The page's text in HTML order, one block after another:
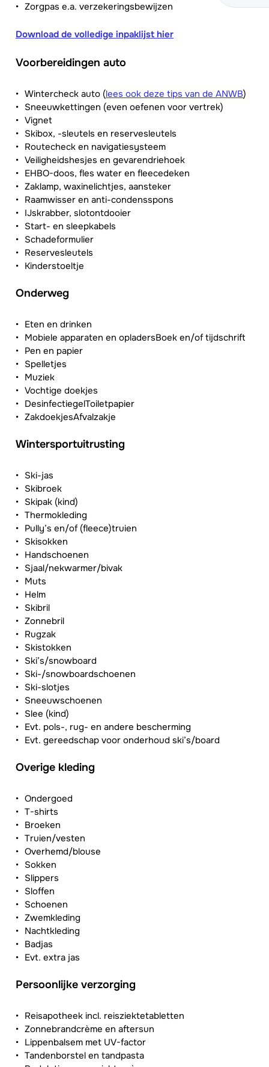
Zorgpas e.a. verzekeringsbewijzen
Download de volledige inpaklijst hier
Voorbereidingen auto
Wintercheck auto (lees ook deze tips van de ANWB)
Sneeuwkettingen (even oefenen voor vertrek)
Vignet
Skibox, -sleutels en reservesleutels
Routecheck en navigatiesysteem
Veiligheidshesjes en gevarendriehoek
EHBO-doos, fles water en fleecedeken
Zaklamp, waxinelichtjes, aansteker
Raamwisser en anti-condensspons
IJskrabber, slotontdooier
Start- en sleepkabels
Schadeformulier
Reservesleutels
Kinderstoeltje
Onderweg
Eten en drinken
Mobiele apparaten en opladersBoek en/of tijdschrift
Pen en papier
Spelletjes
Muziek
Vochtige doekjes
DesinfectiegelToiletpapier
ZakdoekjesAfvalzakje
Wintersportuitrusting
Ski-jas
Skibroek
Skipak (kind)
Thermokleding
Pully’s en/of (fleece)truien
Skisokken
Handschoenen
Sjaal/nekwarmer/bivak
Muts
Helm
Skibril
Zonnebril
Rugzak
Skistokken
Ski’s/snowboard
Ski-/snowboardschoenen
Ski-slotjes
Sneeuwschoenen
Slee (kind)
Evt. pols-, rug- en andere bescherming
Evt. gereedschap voor onderhoud ski’s/board
Overige kleding
Ondergoed
T-shirts
Broeken
Truien/vesten
Overhemd/blouse
Sokken
Slippers
Sloffen
Schoenen
Zwemkleding
Nachtkleding
Badjas
Evt. extra jas
Persoonlijke verzorging
Reisapotheek incl. reisziektetabletten
Zonnebrandcrème en aftersun
Lippenbalsem met UV-factor
Tandenborstel en tandpasta